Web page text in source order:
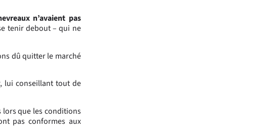
n’avaient pas
tenir debout – qui ne
dû quitter le marché
lui conseillant tout de
lors que les conditions
pas conformes aux